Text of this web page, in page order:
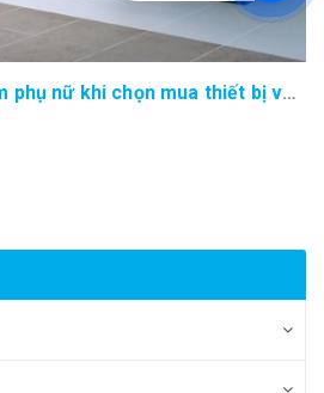
Lưu ý dành cho chị em phụ nữ khi chọn mua thiết bị vệ sinh Inax!!!